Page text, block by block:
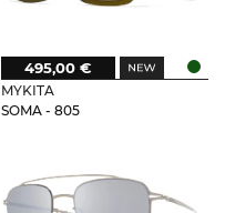
MYKITA
SOMA - 805
495,00 €